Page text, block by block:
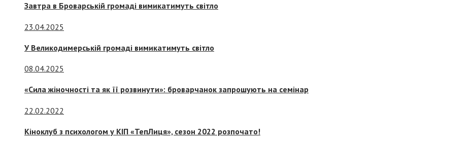
Завтра в Броварській громаді вимикатимуть світло
23.04.2025
У Великодимерській громаді вимикатимуть світло
08.04.2025
«Сила жіночності та як її розвинути»: броварчанок запрошують на семінар
22.02.2022
Кіноклуб з психологом у КІП «ТепЛиця», сезон 2022 розпочато!